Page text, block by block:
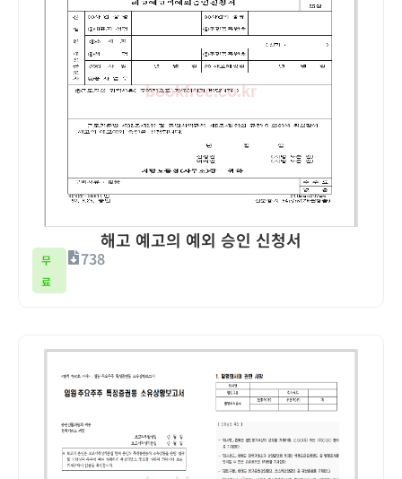
해고 예고의 예외 승인 신청서
무
료
738